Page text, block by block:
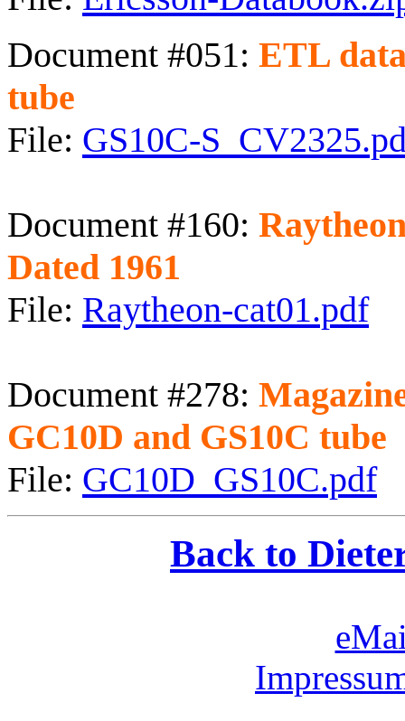
Document #051: ETL
tube
File: GS10C-
Document #160:
Dated 1961
File: Raytheon-cat01.pdf
Document #278:
GC10D and GS10C tube
File: GC10D_GS10C.pdf
Back to